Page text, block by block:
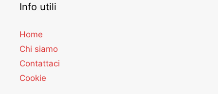
Info utili
Home
Chi siamo
Contattaci
Cookie